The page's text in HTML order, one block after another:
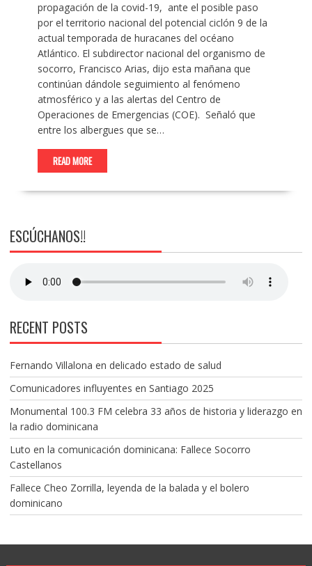
propagación de la covid-19, ante el posible paso
por el territorio nacional del potencial ciclón 9 de la
actual temporada de huracanes del océano
Atlántico. El subdirector nacional del organismo de
socorro, Francisco Arias, dijo esta mañana que
continúan dándole seguimiento al fenómeno
atmosférico y a las alertas del Centro de
Operaciones de Emergencias (COE). Señaló que
entre los albergues que se…
READ MORE
ESCÚCHANOS!!
RECENT POSTS
Fernando Villalona en delicado estado de salud
Comunicadores influyentes en Santiago 2025
Monumental 100.3 FM celebra 33 años de historia y liderazgo en
la radio dominicana
Luto en la comunicación dominicana: Fallece Socorro
Castellanos
Fallece Cheo Zorrilla, leyenda de la balada y el bolero
dominicano